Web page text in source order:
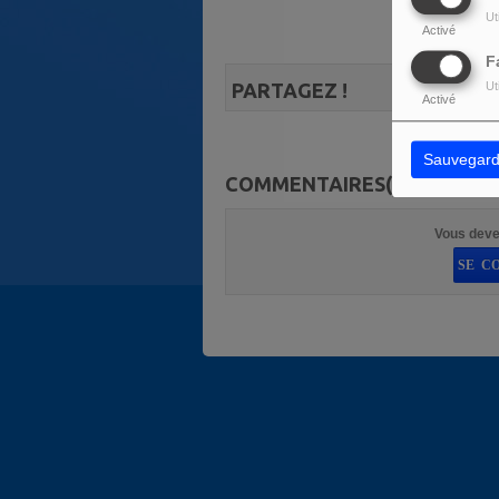
Activé
Activé
PARTAGEZ !
COMMENTAIRES(0)
Vous
SE